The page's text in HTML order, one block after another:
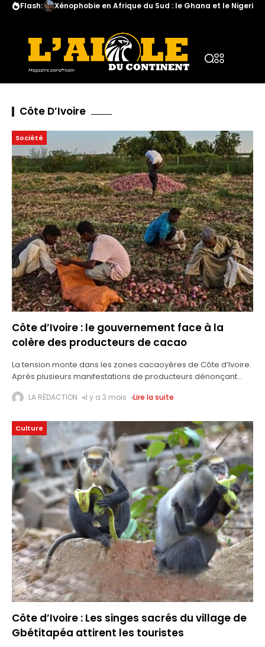
Flash: Xénophobie en Afrique du Sud : le Ghana et le Nigeria
Côte D’Ivoire
Société
Côte d’Ivoire : le gouvernement face à la
colère des producteurs de cacao
La tension monte dans les zones cacaoyères de Côte d’Ivoire.
Après plusieurs manifestations de producteurs dénonçant
Conseil du Café-Cacao
LA RÉDACTION il y a 3 mois Lire la suite
Culture
Côte d’Ivoire : Les singes sacrés du village de
Gbétitapéa attirent les touristes